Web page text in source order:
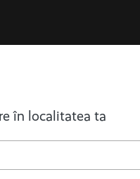
în localitatea ta